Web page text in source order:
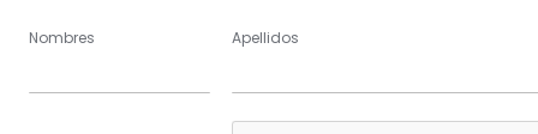
Nombres Apellidos